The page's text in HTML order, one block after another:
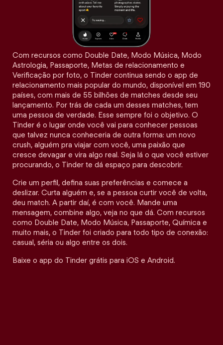
Com recursos como Double Date, Modo Música, Modo
Astrologia, Passaporte, Metas de relacionamento e
Verificação por foto, o Tinder continua sendo o app de
relacionamento mais popular do mundo, disponível em 190
países, com mais de 55 bilhões de matches desde seu
lançamento. Por trás de cada um desses matches, tem
uma pessoa de verdade. Esse sempre foi o objetivo. O
Tinder é o lugar onde você vai para conhecer pessoas
que talvez nunca conheceria de outra forma: um novo
crush, alguém pra viajar com você, uma paixão que
cresce devagar e vira algo real. Seja lá o que você estiver
procurando, o Tinder te dá espaço para descobrir.
Crie um perfil, defina suas preferências e comece a
deslizar. Curta alguém e, se a pessoa curtir você de volta,
deu match. A partir daí, é com você. Mande uma
mensagem, combine algo, veja no que dá. Com recursos
como Double Date, Modo Música, Passaporte, Química e
muito mais, o Tinder foi criado para todo tipo de conexão:
casual, séria ou algo entre os dois.
Baixe o app do Tinder grátis para iOS e Android.